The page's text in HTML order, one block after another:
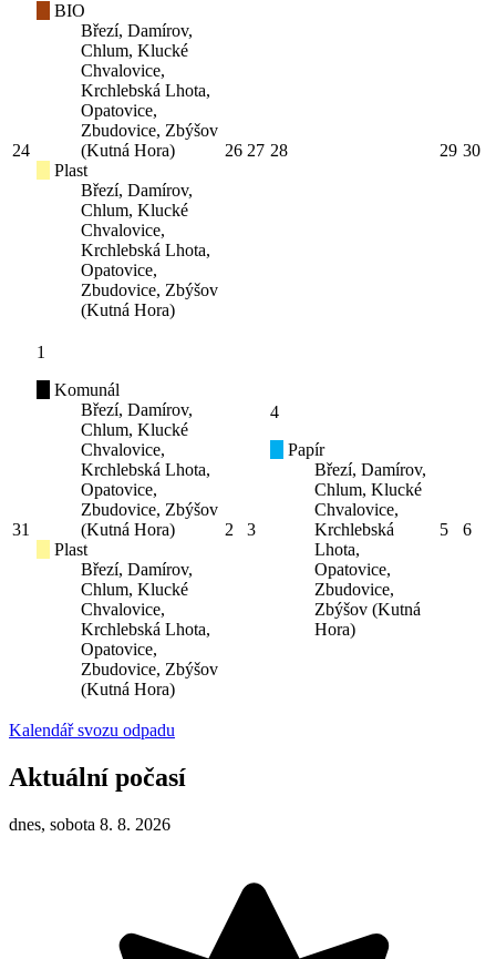
24
BIO
Březí, Damírov,
Chlum, Klucké
Chvalovice,
Krchlebská Lhota,
Opatovice,
Zbudovice, Zbýšov
(Kutná Hora)
Plast
Březí, Damírov,
Chlum, Klucké
Chvalovice,
Krchlebská Lhota,
Opatovice,
Zbudovice, Zbýšov
(Kutná Hora)
26 27 28 29 30
31
1
Komunál
Březí, Damírov,
Chlum, Klucké
Chvalovice,
Krchlebská Lhota,
Opatovice,
Zbudovice, Zbýšov
(Kutná Hora)
Plast
Březí, Damírov,
Chlum, Klucké
Chvalovice,
Krchlebská Lhota,
Opatovice,
Zbudovice, Zbýšov
(Kutná Hora)
2 3
4
Papír
Březí, Damírov,
Chlum, Klucké
Chvalovice,
Krchlebská
Lhota,
Opatovice,
Zbudovice,
Zbýšov (Kutná
Hora)
5 6
Kalendář svozu odpadu
Aktuální počasí
dnes, sobota 8. 8. 2026